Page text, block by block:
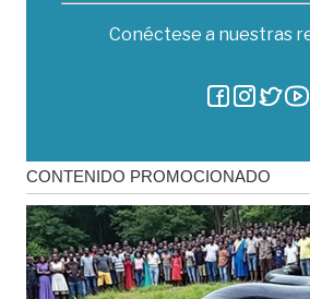
Conéctese a nuestras